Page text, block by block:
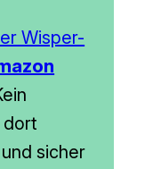
Wisper-
dort
sicher